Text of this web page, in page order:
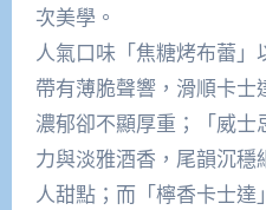
次美學。
人氣口味「焦糖烤布蕾
帶有薄脆聲響，滑順卡
濃郁卻不顯厚重；「威
力與淡雅酒香，尾韻沉
人甜點；而「檸香卡士